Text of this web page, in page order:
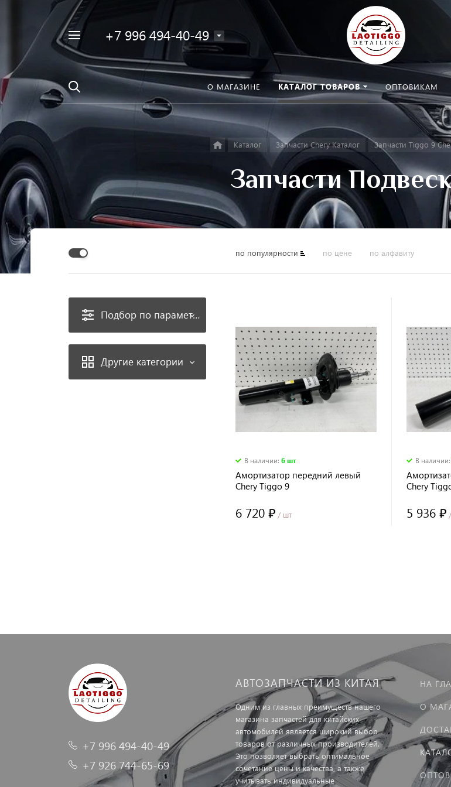
в каталоге
Найти
Например,
+7 996 494-40-49
О МАГАЗИНЕ КАТАЛОГ ТОВАРОВ ОПТОВИКАМ
Каталог Запчасти Chery Каталог Запчасти Tiggo 9
Запчасти
по популярности по цене по алфавиту
Подбор по параметрам
Другие категории
В наличии: 6 шт
Амортизатор передний левый
Chery Tiggo 9
6 720 ₽ / шт
В наличии:
Chery
5 936 ₽/
+7 996 494-40-49
+7 926 744-65-69
АВТОЗАПЧАСТИ ИЗ КИТАЯ
Одним из главных преимуществ нашего
магазина запчастей для китайских
автомобилей является широкий выбор
товаров от различных производителей.
Это позволяет выбрать оптимальное
сочетание цены и качества, а также
учитывать индивидуальные
НА
О